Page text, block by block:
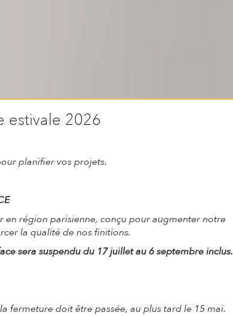
estivale 2026
planifier vos projets.
région parisienne, conçu pour augmenter notre
la qualité de nos finitions.
sera suspendu du 17 juillet au 6 septembre inclus.
fermeture doit être passée, au plus tard le 15 mai.